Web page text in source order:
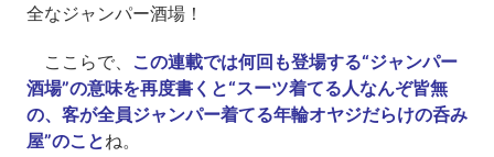
全なジャンパー酒場！
ここらで、
この連載では何回も登場する“ジャンパー
酒場”の意味を再度書くと“スーツ着てる人なんぞ皆無
の、客が全員ジャンパー着てる年輪オヤジだらけの呑み
屋”のことね。